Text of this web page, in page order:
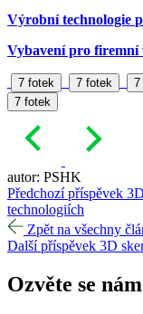
Výrobní technologie
Vybavení pro firemní
7 fotek 7 fotek 7
7 fotek
autor: PSHK
Předchozí příspěvek
technologiích
Zpět na všechny
Další příspěvek 3D
Ozvěte se nám